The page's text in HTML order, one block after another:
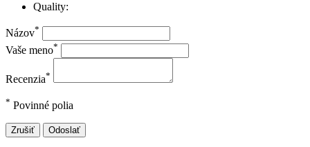
Quality:
Názov*
Vaše meno*
Recenzia*
* Povinné polia
Zrušiť Odoslať